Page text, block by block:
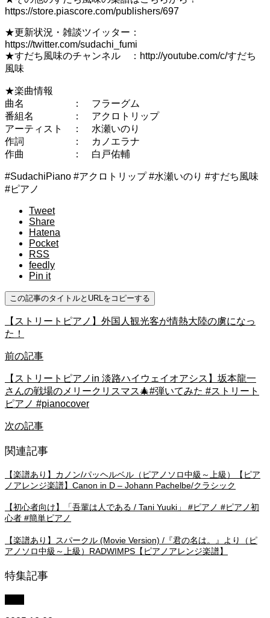
https://store.piascore.com/publishers/697
★更新状況・雑談ツイッター：
https://twitter.com/sudachi_fumi
★すだち風味のチャンネル ：http://youtube.com/c/すだち
風味
★楽曲情報
曲名 ： フラーグム
番組名 ： アクロトリップ
アーティスト ： 水瀬いのり
作詞 ： カノエラナ
作曲 ： 白戸佑輔
#SudachiPiano #アクロトリップ #水瀬いのり #すだち風味
#ピアノ
Tweet
Share
Hatena
Pocket
RSS
feedly
Pin it
この記事のタイトルとURLをコピーする
【ストリートピアノ】外国人観光客が情熱大陸の虜になっ
た！
前の記事
【ストリートピアノin 淡路ハイウェイオアシス】坂本龍一
さんの戦場のメリークリスマス🎄#弾いてみた #ストリート
ピアノ #pianocover
次の記事
関連記事
【楽譜あり】カノン/パッヘルベル（ピアノソロ中級～上級）【ピア
ノアレンジ楽譜】Canon in D – Johann Pachelbe/クラシック
【初心者向け】「吾輩は人である / Tani Yuuki」 #ピアノ #ピアノ初
心者 #簡単ピアノ
【楽譜あり】スパークル (Movie Version) /『君の名は。』より（ピ
アノソロ中級～上級）RADWIMPS【ピアノアレンジ楽譜】
特集記事